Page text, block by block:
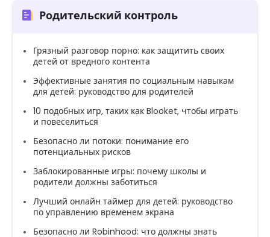
Родительский контроль
Грязный разговор порно: как защитить своих
детей от вредного контента
Эффективные занятия по социальным навыкам
для детей: руководство для родителей
10 подобных игр, таких как Blooket, чтобы играть
и повеселиться
Безопасно ли потоки: понимание его
потенциальных рисков
Заблокированные игры: почему школы и
родители должны заботиться
Лучший онлайн таймер для детей: руководство
по управлению временем экрана
Безопасно ли Robinhood: что должны знать